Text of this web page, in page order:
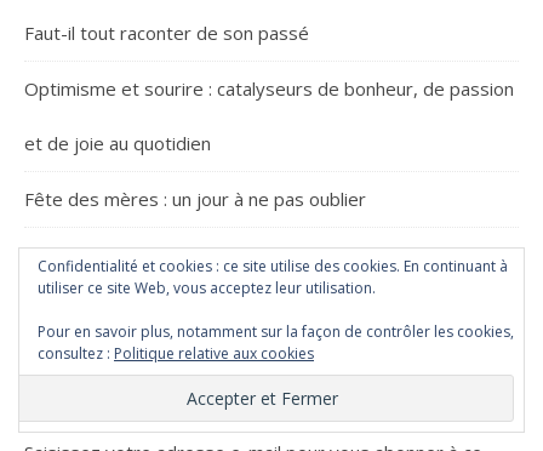
Faut-il tout raconter de son passé
Optimisme et sourire : catalyseurs de bonheur, de passion
et de joie au quotidien
Fête des mères : un jour à ne pas oublier
5 idées pour préparer la fête des Grand-mères 2026
NEWSLETTER
Confidentialité et cookies : ce site utilise des cookies. En continuant à
utiliser ce site Web, vous acceptez leur utilisation.
Pour en savoir plus, notamment sur la façon de contrôler les cookies,
consultez : Politique relative aux cookies